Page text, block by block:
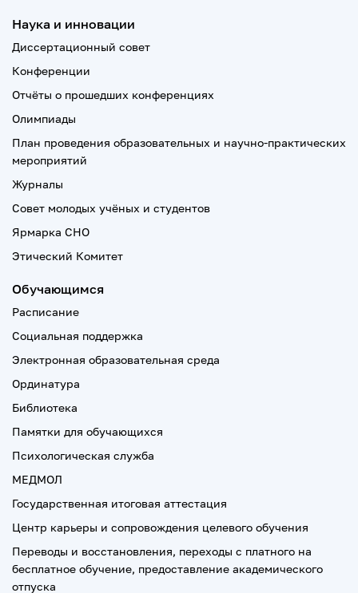
Наука и инновации
Диссертационный совет
Конференции
Отчёты о прошедших конференциях
Олимпиады
План проведения образовательных и научно-практических
мероприятий
Журналы
Совет молодых учёных и студентов
Ярмарка СНО
Этический Комитет
Обучающимся
Расписание
Социальная поддержка
Электронная образовательная среда
Ординатура
Библиотека
Памятки для обучающихся
Психологическая служба
МЕДМОЛ
Государственная итоговая аттестация
Центр карьеры и сопровождения целевого обучения
Переводы и восстановления, переходы с платного на
бесплатное обучение, предоставление академического
отпуска